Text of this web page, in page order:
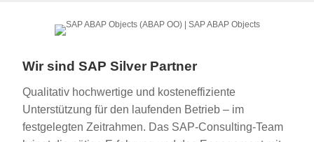
Wir sind SAP Silver Partner
Qualitativ hochwertige und kosteneffiziente
Unterstützung für den laufenden Betrieb – im
festgelegten Zeitrahmen. Das SAP-Consulting-Team